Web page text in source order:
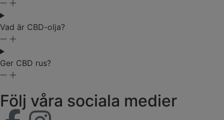
Vad är CBD-olja?
Ger CBD rus?
Följ våra sociala medier